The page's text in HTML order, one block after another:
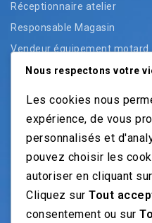
Réceptionnaire atelier
Responsable Magasin
Vendeur équipement motard
Vendeur pièces
Vendeur véhicules occasion
NOS GUIDES
Recrutement moto: Le guide
Nous respectons votre
Les cookies nous
expérience, de vous
personnalisés et
pouvez choisir les
autoriser en cliquant sur
Cliquez sur Tout
consentement ou sur